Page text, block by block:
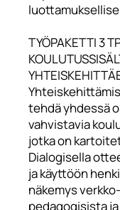
TYÖPAKETTI 3
tehdä yhdessä
vahvistavia
jotka on
Dialogisella
ja käyttöön
näkemys
pedagogisista